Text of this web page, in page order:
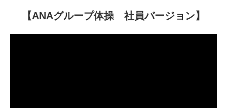
【ANAグループ体操 社員バージョン】